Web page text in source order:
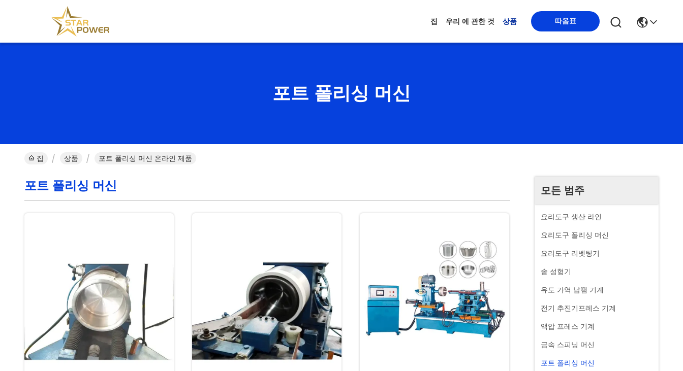
집 우리 에 관한 것 상품 따옴표
포트 폴리싱 머신
집 상품 포트 폴리싱 머신 온라인 제품
모든 범주
요리도구 생산 라인
요리도구 폴리싱 머신
요리도구 리벳팅기
솥 성형기
유도 가역 납땜 기계
전기 추진기프레스 기계
액압 프레스 기계
금속 스피닝 머신
포트 폴리싱 머신
포트 폴리싱 머신